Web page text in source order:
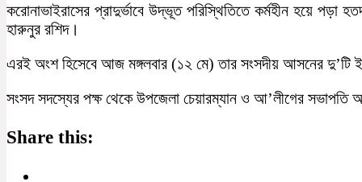
করোনাভাইরাসের প্রাদুর্ভাবে উদ্ভূত পরিস্থিতিতে কর্মহীন হয়ে পড়া
হারুনুর রশিদ।
এরই অংশ হিসেবে আজ মঙ্গলবার (১২ মে) তার সংসদীয় আসনের দু’টি
সংসদ সদস্যের পক্ষ থেকে উপজেলা চেয়ারম্যান ও আ’লীগের সভাপতি
Share this: